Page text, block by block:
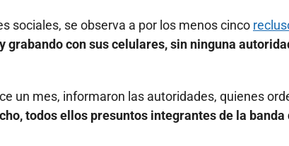
sociales, se observa a por los menos cinco
grabando con sus celulares, sin ninguna
un mes, informaron las autoridades, quienes
todos ellos presuntos integrantes de la banda